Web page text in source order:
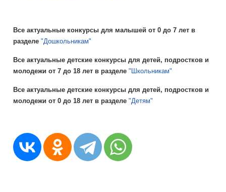
Все актуальные конкурсы для малышей от 0 до 7 лет в
разделе"Дошкольникам"
Все актуальные детские конкурсы для детей, подростков и
молодежи от 7 до 18 лет в разделе"Школьникам"
Все актуальные детские конкурсы для детей, подростков и
молодежи от 0 до 18 лет в разделе"Детям"